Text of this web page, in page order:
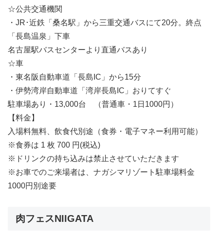
☆公共交通機関
・JR･近鉄「桑名駅」から三重交通バスにて20分。終点
「長島温泉」下車
名古屋駅バスセンターより直通バスあり
☆車
・東名阪自動車道「長島IC」から15分
・伊勢湾岸自動車道「湾岸長島IC」おりてすぐ
駐車場あり・13,000台 （普通車・1日1000円）
【料金】
入場料無料、飲食代別途（食券・電子マネー利用可能）
※食券は 1 枚 700 円(税込)
※ドリンクの持ち込みは禁止させていただきます
※お車でのご来場者は、ナガシマリゾート駐車場料金
1000円別途要
肉フェスNIIGATA